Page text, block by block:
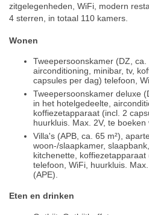
zitgelegenheden, WiFi, modern
4 sterren, in totaal 110 kamers.
Wonen
Tweepersoonskamer (DZ,
airconditioning, minibar, tv,
capsules per dag) telefoon,
Tweepersoonskamer deluxe
in het hotelgedeelte,
koffiezetapparaat (incl. 2
huurkluis. Max. 2V, te
Villa's (APB, ca. 65 m²),
woon-/slaapkamer,
kitchenette,
telefoon, WiFi, huurkluis.
(APE).
Eten en drinken